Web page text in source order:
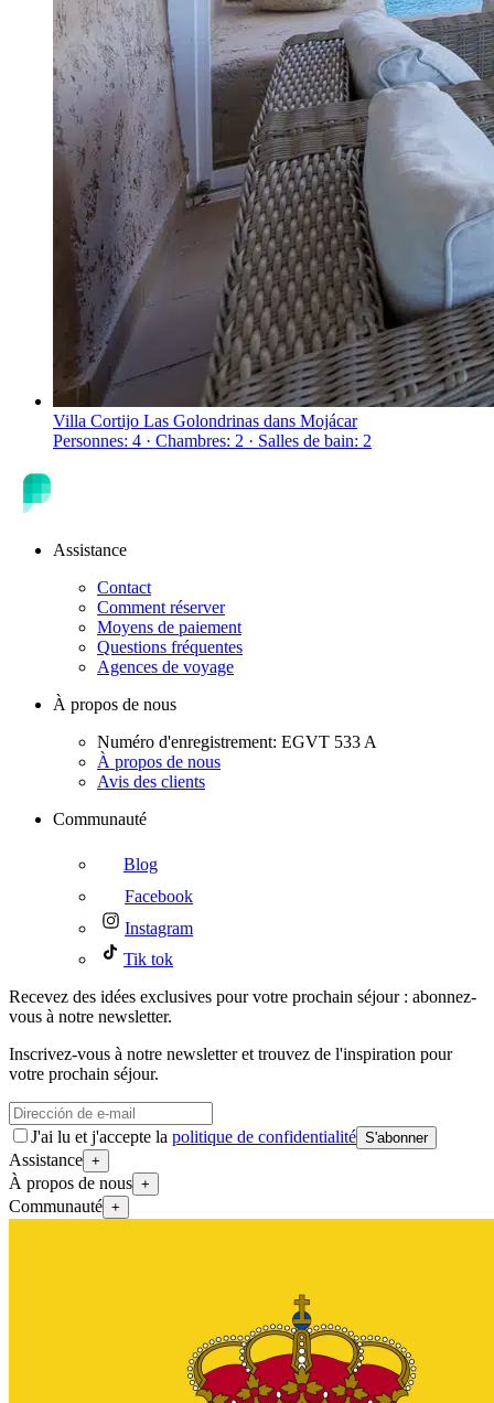
Villa Cortijo Las Golondrinas dans Mojácar
Personnes: 4 · Chambres: 2 · Salles de bain: 2
Assistance
Contact
Comment réserver
Moyens de paiement
Questions fréquentes
Agences de voyage
À propos de nous
Numéro d'enregistrement: EGVT 533 A
À propos de nous
Avis des clients
Communauté
Blog
Facebook
Instagram
Tik tok
Recevez des idées exclusives pour votre prochain séjour : abonnez-
vous à notre newsletter.
Inscrivez-vous à notre newsletter et trouvez de l'inspiration pour
votre prochain séjour.
J'ai lu et j'accepte la politique de confidentialité S'abonner
Assistance +
À propos de nous +
Communauté +